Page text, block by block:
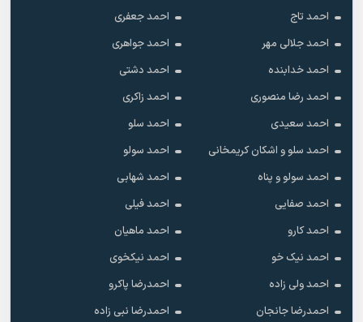
احمد تاج
احمد جعفری
احمد جلالی مهر
احمد جواهری
احمد خدابنده
احمد دشتی
احمد رضا منصوری
احمد زاکری
احمد سعیدی
احمد سلو
احمد سلو و اشکان کریمخانی
احمد سولو
احمد سولو و پناه
احمد شهابی
احمد صفایی
احمد فیلی
احمد کارو
احمد ماهیان
احمد نیک خو
احمد نیکخوی
احمد ولی زاده
احمدرضا پاکرو
احمدرضا جانجان
احمدرضا نبی زاده